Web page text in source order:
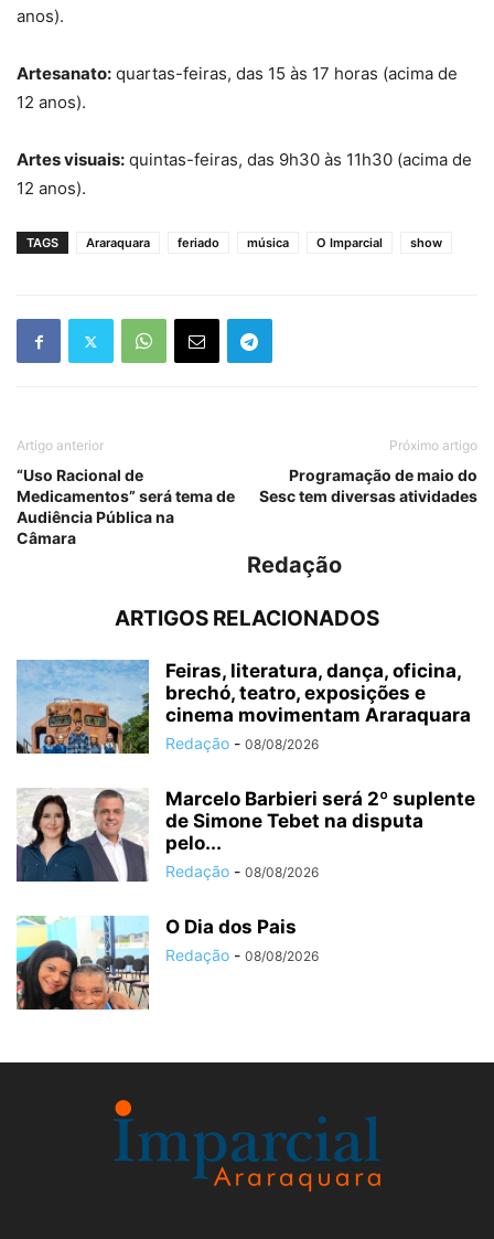
anos).
Artesanato: quartas-feiras, das 15 às 17 horas (acima de
12 anos).
Artes visuais: quintas-feiras, das 9h30 às 11h30 (acima de
12 anos).
TAGS Araraquara feriado música O Imparcial show
Artigo anterior
“Uso Racional de
Medicamentos” será tema de
Audiência Pública na
Câmara
Próximo artigo
Programação de maio do
Sesc tem diversas atividades
Redação
ARTIGOS RELACIONADOS
Feiras, literatura, dança, oficina,
brechó, teatro, exposições e
cinema movimentam Araraquara
Redação - 08/08/2026
Marcelo Barbieri será 2º suplente
de Simone Tebet na disputa
pelo...
Redação - 08/08/2026
O Dia dos Pais
Redação - 08/08/2026